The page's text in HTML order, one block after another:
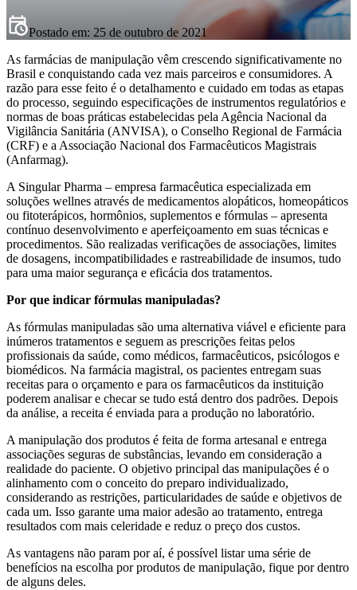
Postado em: 25 de outubro de 2021
As farmácias de manipulação vêm crescendo significativamente no
Brasil e conquistando cada vez mais parceiros e consumidores. A
razão para esse feito é o detalhamento e cuidado em todas as etapas
do processo, seguindo especificações de instrumentos regulatórios e
normas de boas práticas estabelecidas pela Agência Nacional da
Vigilância Sanitária (ANVISA), o Conselho Regional de Farmácia
(CRF) e a Associação Nacional dos Farmacêuticos Magistrais
(Anfarmag).
A Singular Pharma – empresa farmacêutica especializada em
soluções wellnes através de medicamentos alopáticos, homeopáticos
ou fitoterápicos, hormônios, suplementos e fórmulas – apresenta
contínuo desenvolvimento e aperfeiçoamento em suas técnicas e
procedimentos. São realizadas verificações de associações, limites
de dosagens, incompatibilidades e rastreabilidade de insumos, tudo
para uma maior segurança e eficácia dos tratamentos.
Por que indicar fórmulas manipuladas?
As fórmulas manipuladas são uma alternativa viável e eficiente para
inúmeros tratamentos e seguem as prescrições feitas pelos
profissionais da saúde, como médicos, farmacêuticos, psicólogos e
biomédicos. Na farmácia magistral, os pacientes entregam suas
receitas para o orçamento e para os farmacêuticos da instituição
poderem analisar e checar se tudo está dentro dos padrões. Depois
da análise, a receita é enviada para a produção no laboratório.
A manipulação dos produtos é feita de forma artesanal e entrega
associações seguras de substâncias, levando em consideração a
realidade do paciente. O objetivo principal das manipulações é o
alinhamento com o conceito do preparo individualizado,
considerando as restrições, particularidades de saúde e objetivos de
cada um. Isso garante uma maior adesão ao tratamento, entrega
resultados com mais celeridade e reduz o preço dos custos.
As vantagens não param por aí, é possível listar uma série de
benefícios na escolha por produtos de manipulação, fique por dentro
de alguns deles.